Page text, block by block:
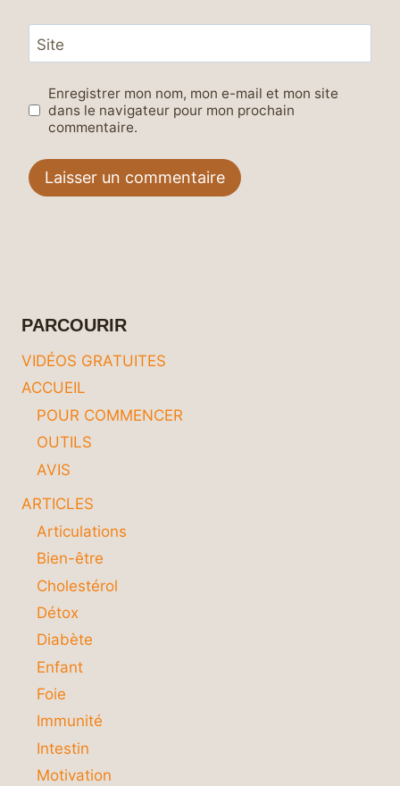
Site
Enregistrer mon nom, mon e-mail et mon site
dans le navigateur pour mon prochain
commentaire.
PARCOURIR
VIDÉOS GRATUITES
ACCUEIL
POUR COMMENCER
OUTILS
AVIS
ARTICLES
Articulations
Bien-être
Cholestérol
Détox
Diabète
Enfant
Foie
Immunité
Intestin
Motivation